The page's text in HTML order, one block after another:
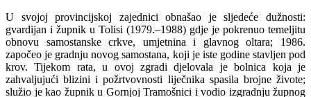
U svojoj provincijskoj zajednici obnašao je sljedeće dužnosti:
gvardijan i župnik u Tolisi (1979.–1988) gdje je pokrenuo temeljitu
obnovu samostanske crkve, umjetnina i glavnog oltara; 1986.
započeo je gradnju novog samostana, koji je iste godine stavljen pod
krov. Tijekom rata, u ovoj zgradi djelovala je bolnica koja je
zahvaljujući blizini i požrtvovnosti liječnika spasila brojne živote;
služio je kao župnik u Gornjoj Tramošnici i vodio izgradnju župnog